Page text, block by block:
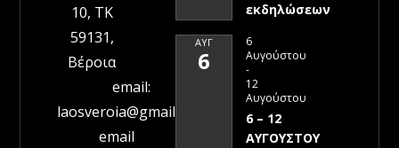
10, ΤΚ
59131,
Βέροια
email:
laosveroia@gmail.com
email
εκδηλώσεων
ΑΥΓ
6
6
Αυγούστου
-
12
Αυγούστου
6 – 12
ΑΥΓΟΥΣΤΟΥ